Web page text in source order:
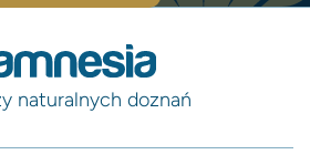
naturalnych doznań